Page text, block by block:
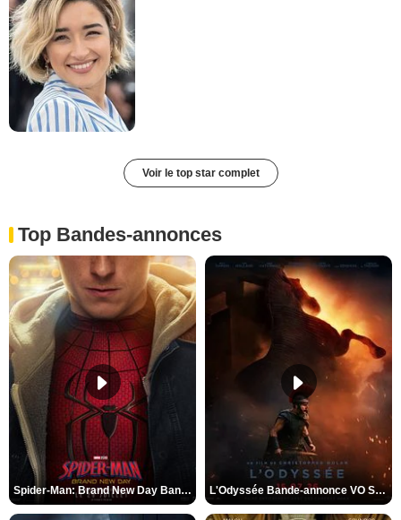
Voir le top star complet
Top Bandes-annonces
Spider-Man: Brand New Day Bande-annonce VO STFR L'Odyssée Bande-annonce VO STFR